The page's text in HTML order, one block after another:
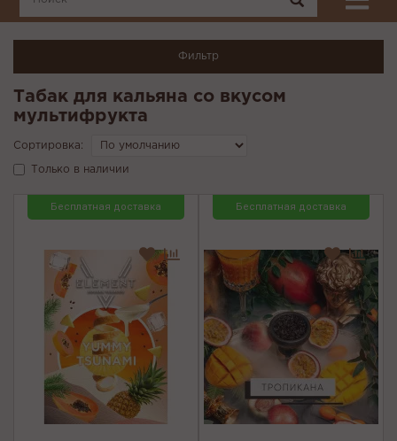
Фильтр
Табак для кальяна со вкусом
мультифрукта
Сортировка:
Только в наличии
Бесплатная доставка Бесплатная доставка